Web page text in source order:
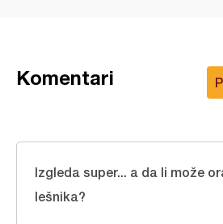
Komentari
Izgleda super... a da li može
lešnika?